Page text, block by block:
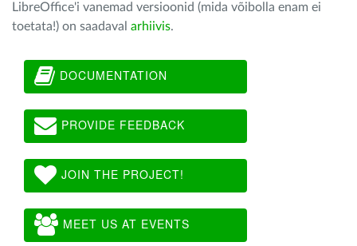
LibreOffice'i vanemad versioonid (mida võibolla enam ei
toetata!) on saadaval arhiivis.
DOCUMENTATION
PROVIDE FEEDBACK
JOIN THE PROJECT!
MEET US AT EVENTS